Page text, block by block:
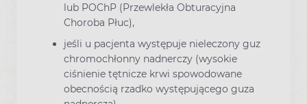
lub POChP (Przewlekła Obturacyjna
Choroba Płuc),
jeśli u pacjenta występuje nieleczony guz
chromochłonny nadnerczy (wysokie
ciśnienie tętnicze krwi spowodowane
obecnością rzadko występującego guza